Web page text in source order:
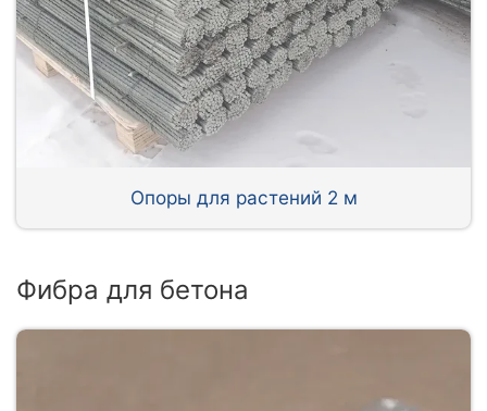
Опоры для растений 2 м
Фибра для бетона